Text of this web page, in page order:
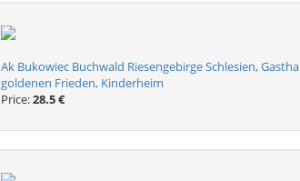
Ak Bukowiec Buchwald Riesengebirge Schlesien,
goldenen Frieden, Kinderheim
Price:28.5 €